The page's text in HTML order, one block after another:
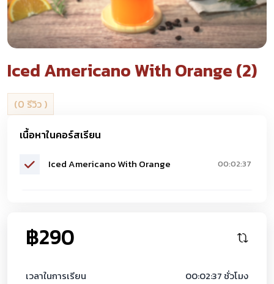
Iced Americano With Orange (2)
(0 รีวิว )
เนื้อหาในคอร์สเรียน
Iced Americano With Orange 00:02:37
฿290
เวลาในการเรียน 00:02:37 ชั่วโมง